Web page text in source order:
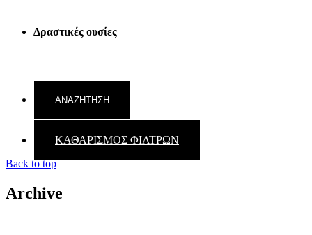
Δραστικές ουσίες
ΚΑΘΑΡΙΣΜΟΣ ΦΙΛΤΡΩΝ
Back to top
Archive